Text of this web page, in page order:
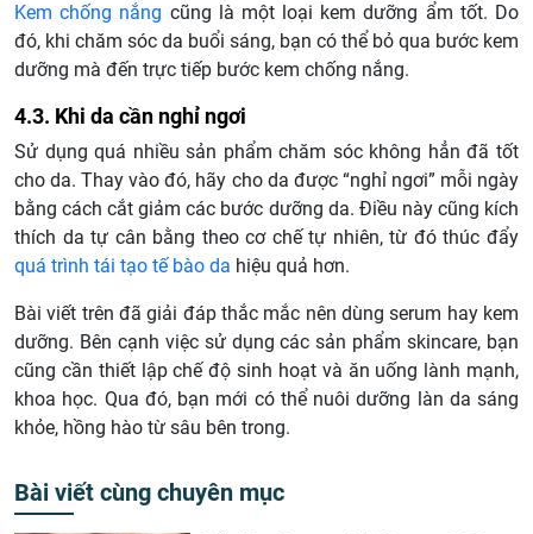
Kem chống nắng cũng là một loại kem dưỡng ẩm tốt. Do
đó, khi chăm sóc da buổi sáng, bạn có thể bỏ qua bước kem
dưỡng mà đến trực tiếp bước kem chống nắng.
4.3. Khi da cần nghỉ ngơi
Sử dụng quá nhiều sản phẩm chăm sóc không hẳn đã tốt
cho da. Thay vào đó, hãy cho da được “nghỉ ngơi” mỗi ngày
bằng cách cắt giảm các bước dưỡng da. Điều này cũng kích
thích da tự cân bằng theo cơ chế tự nhiên, từ đó thúc đẩy
quá trình tái tạo tế bào da hiệu quả hơn.
Bài viết trên đã giải đáp thắc mắc nên dùng serum hay kem
dưỡng. Bên cạnh việc sử dụng các sản phẩm skincare, bạn
cũng cần thiết lập chế độ sinh hoạt và ăn uống lành mạnh,
khoa học. Qua đó, bạn mới có thể nuôi dưỡng làn da sáng
khỏe, hồng hào từ sâu bên trong.
Bài viết cùng chuyên mục